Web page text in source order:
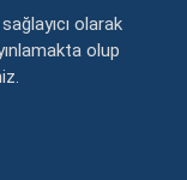
olarak
olup